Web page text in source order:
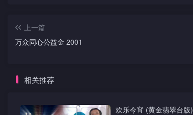
上一篇
万众同心公益金 2001
相关推荐
欢乐今宵 (黄金翡翠台版)